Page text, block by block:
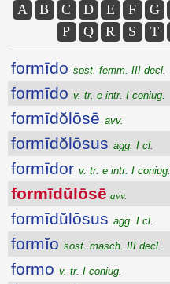
A B C D E F G
P
Q R S T
formīdo sost. femm. III decl.
formīdo v. tr. e intr. I coniug.
formīdŏlōsē avv.
formīdŏlōsus agg. I cl.
formīdor v. tr. e intr. I coniug.
formīdŭlōsē avv.
formīdŭlōsus agg. I cl.
formĭo sost. masch. III decl.
formo v. tr. I coniug.